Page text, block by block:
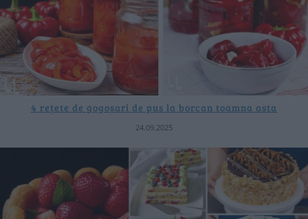
4 rețete de gogoșari de pus la borcan toamna asta
24.09.2025